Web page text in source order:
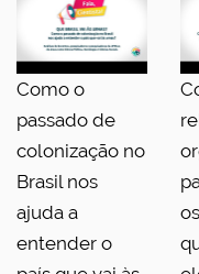
Como o
passado de
colonização no
Brasil nos
ajuda a
entender o